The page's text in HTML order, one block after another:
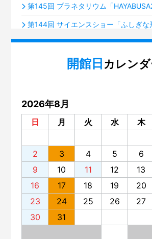
第145回 プラネタリウム「
第144回 サイエンスショー「ふしぎな
第143回 プラネタリウム「火星ふたた
第142回 ミニ企画「積み木のルーツ
第141回 プラネタリウム「夜空の宝石
第140回 いろいろな楽器のグループ分け
第139回 サイエンスショー「電池が
第138回 プラネタリウム「星空歴史秘
第137回 プラネタリウム「木星と土星
第136回 「蜃気楼（しんきろう）」を
第135回 プラネタリウム「宇宙ヒスト
原子の旅～」
第134回 プラネタリウム。リニューア
開館日 カレン
2026年8月
日 月 火 水 木
2
3 4 5 6
9
10 11 12 13
16
17 18 19 20
23
24 25 26 27
30
31